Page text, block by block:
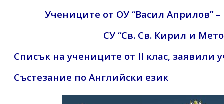
Учениците от ОУ “Васил Априлов”
СУ “Св. Св. Кирил и
Списък на учениците от II клас, заявили
Състезание по Английски език